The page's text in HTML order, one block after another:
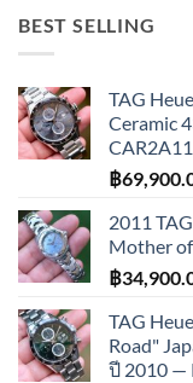
BEST SELLING
TAG
Ceramic
฿
2011
Mother
฿
TAG
Road"
ปี 2010 —